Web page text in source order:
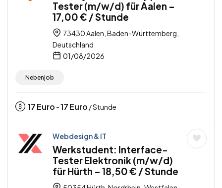
Tester (m/w/d) für Aalen –
17,00 € / Stunde
73430 Aalen, Baden-Württemberg,
Deutschland
01/08/2026
Nebenjob
17Euro -17Euro / Stunde
Webdesign & IT
Werkstudent: Interface-
Tester Elektronik (m/w/d)
für Hürth – 18,50 € / Stunde